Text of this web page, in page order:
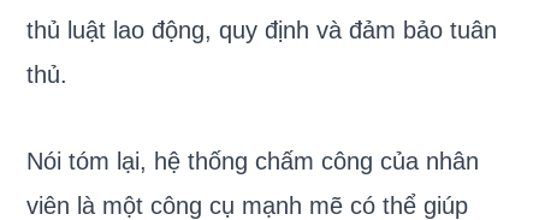
thủ luật lao động, quy định và đảm bảo tuân
thủ.
Nói tóm lại, hệ thống chấm công của nhân
viên là một công cụ mạnh mẽ có thể giúp